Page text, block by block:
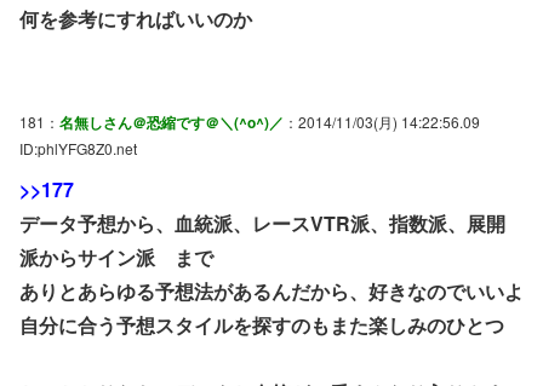
何を参考にすればいいのか
181： 名無しさん＠恐縮です＠＼(^o^)／ ：2014/11/03(月) 14:22:56.09
ID:phlYFG8Z0.net
>>177
データ予想から、血統派、レースVTR派、指数派、展開
派からサイン派 まで
ありとあらゆる予想法があるんだから、好きなのでいいよ
自分に合う予想スタイルを探すのもまた楽しみのひとつ